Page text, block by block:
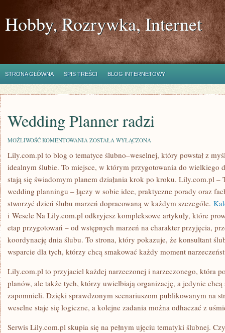
Hobby, Rozrywka, Internet
STRONA GŁÓWNA SPIS TREŚCI BLOG INTERNETOWY
Wedding Planner radzi
MOŻLIWOŚĆ KOMENTOWANIA WEDDING
RADZI
ZOSTAŁA WYŁĄCZONA
Lily.com.pl to blog o tematyce ślubno–weselnej, który powstał z
idealnym ślubie. To miejsce, w którym przygotowania do wielkiego
stają się świadomym planem działania krok po kroku. Lily.com.pl –
wedding planningu – łączy w sobie idee, praktyczne porady oraz
stworzyć dzień ślubu marzeń dopracowaną w każdym szczególe.
i Wesele Na Lily.com.pl odkryjesz kompleksowe artykuły, które
etap przygotowań – od wstępnych marzeń na charakter przyjęcia,
koordynację dnia ślubu. To strona, który pokazuje, że konsultant
wsparcie dla tych, którzy chcą smakować każdy moment
Lily.com.pl to przyjaciel każdej narzeczonej i narzeczonego, która
planów, ale także tych, którzy uwielbiają organizację, a jedynie
zapomnieli. Dzięki sprawdzonym scenariuszom publikowanym na
weselne staje się logiczne, a kolejne zadania można odhaczać z
Serwis Lily.com.pl skupia się na pełnym ujęciu tematyki ślubnej.